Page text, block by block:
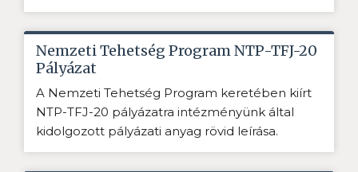
Nemzeti Tehetség Program NTP-TFJ-20
Pályázat
A Nemzeti Tehetség Program keretében kiírt
NTP-TFJ-20 pályázatra intézményünk által
kidolgozott pályázati anyag rövid leírása.